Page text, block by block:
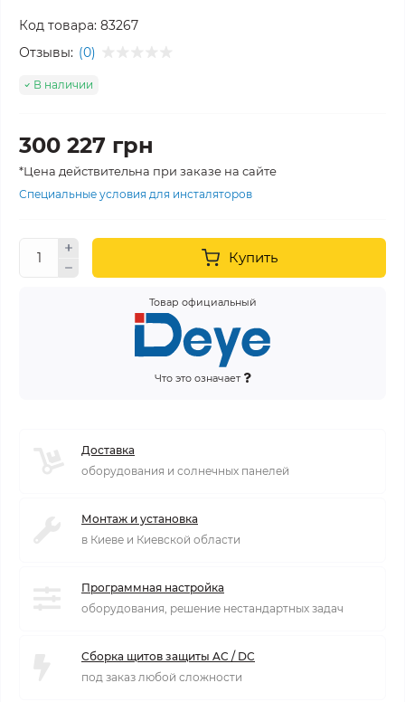
Код товара: 83267
Отзывы: (0)
В наличии
300 227 грн
*Цена действительна при заказе на сайте
Специальные условия для инсталяторов
Купить
Товар официальный
Что это означает
Доставка
оборудования и солнечных панелей
Монтаж и установка
в Киеве и Киевской области
Программная настройка
оборудования, решение нестандартных задач
Сборка щитов защиты AC / DC
под заказ любой сложности